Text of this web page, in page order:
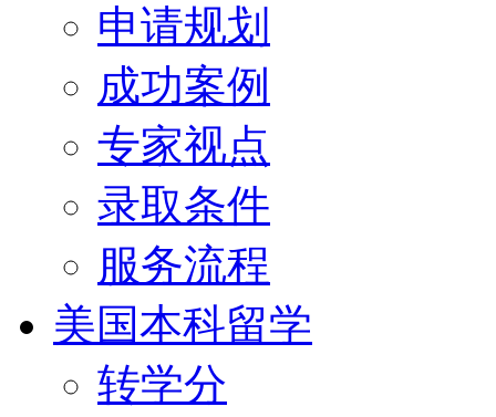
申请规划
成功案例
专家视点
录取条件
服务流程
美国本科留学
转学分